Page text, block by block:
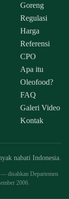
Goreng
Regulasi
Harga
Referensi
CPO
Apa itu
Oleofood?
FAQ
Galeri Video
Kontak
nabati Indonesia.
disahkan Departemen
2006.